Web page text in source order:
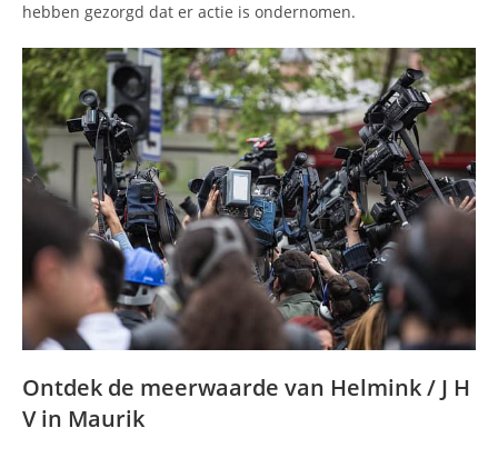
hebben gezorgd dat er actie is ondernomen.
Ontdek de meerwaarde van Helmink / J H
V in Maurik